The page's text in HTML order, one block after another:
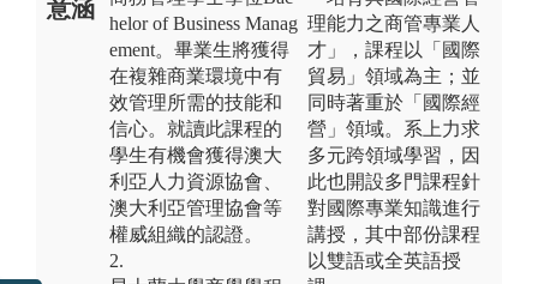
意涵
helor of Business Manag
ement。畢業生將獲得
在複雜商業環境中有
效管理所需的技能和
信心。就讀此課程的
學生有機會獲得澳大
利亞人力資源協會、
澳大利亞管理協會等
權威組織的認證。
2.
理能力之商管專業人
才」，課程以「國際
貿易」領域為主；並
同時著重於「國際經
營」領域。系上力求
多元跨領域學習，因
此也開設多門課程針
對國際專業知識進行
講授，其中部份課程
以雙語或全英語授